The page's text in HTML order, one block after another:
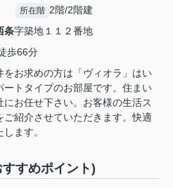
所在階 2階/2階建
条字築地１１２番地
歩66分
をお求めの方は「ヴィオラ」はい
ートタイプのお部屋です。住まい
お任せ下さい。お客様の生活ス
ご紹介させていただきます。快適
ます。
すめポイント)